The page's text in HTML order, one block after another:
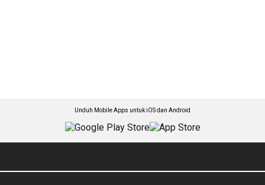
Unduh Mobile Apps untuk iOS dan Android